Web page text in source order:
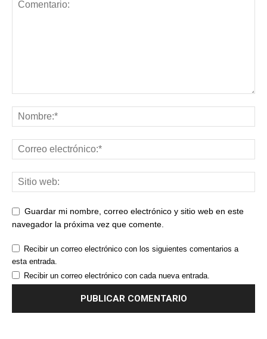
Guardar mi nombre, correo electrónico y sitio web en este
navegador la próxima vez que comente.
Recibir un correo electrónico con los siguientes comentarios a
esta entrada.
Recibir un correo electrónico con cada nueva entrada.